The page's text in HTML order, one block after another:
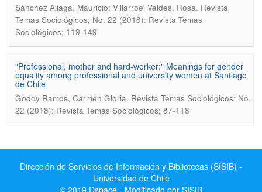
Sánchez Aliaga, Mauricio; Villarroel Valdes, Rosa. Revista
Temas Sociológicos; No. 22 (2018): Revista Temas
Sociológicos; 119-149
"Professional, mother and hard-worker:" Meanings for gender
equality among professional and university women at Santiago
de Chile
Godoy Ramos, Carmen Gloria. Revista Temas Sociológicos; No.
22 (2018): Revista Temas Sociológicos; 87-118
Dirección de Servicios de Información y Bibliotecas (SISIB) -
Universidad de Chile
© 2019 Dspace - Modificado por SISIB